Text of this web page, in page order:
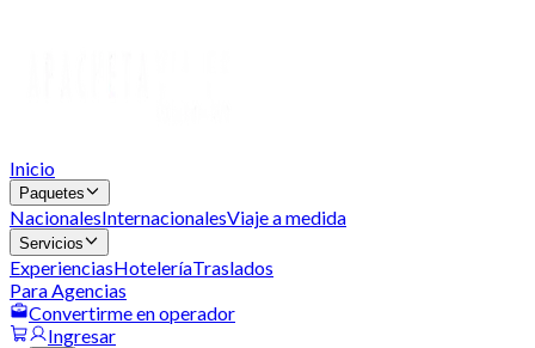
Inicio
Paquetes
NacionalesInternacionalesViaje a medida
Servicios
ExperienciasHoteleríaTraslados
Para Agencias
Convertirme en operador
Ingresar